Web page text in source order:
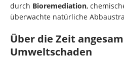
durch Bioremediation,
überwachte natürliche
Über die Zeit
Umweltschaden